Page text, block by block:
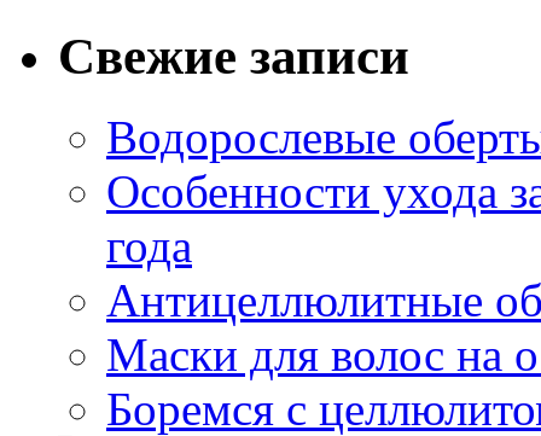
Свежие записи
Водорослевые
Особенности ухода
года
Антицеллюлитные
Маски для волос на
Боремся с